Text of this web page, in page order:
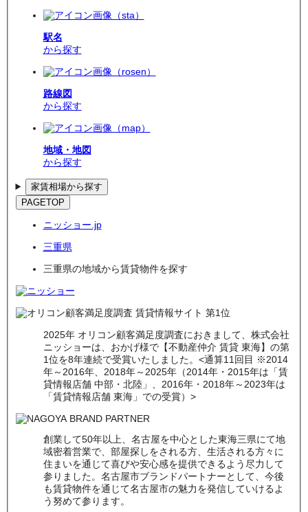
駅名
から探す
路線図
から探す
地域・地図
から探す
家賃相場から探す
PAGETOP
ニッショー.jp
三重県
三重県の地域から賃貸物件を探す
2025年 オリコン顧客満足度調査におきまして、株式会社
ニッショーは、おかげ様で【不動産仲介 賃貸 東海】の第
1位を8年連続で受賞いたしました。<通算11回目 ※2014
年～2016年、2018年～2025年（2014年・2015年は「賃
貸情報店舗 中部・北陸」、2016年・2018年～2023年は
「賃貸情報店舗 東海」での受賞）>
創業して50年以上、名古屋を中心とした東海三県にて地
域密着営業で、部屋探しをされる方、生活される方々に
住まいを通じて喜びや安心感を提供できるよう尽力して
参りました。名古屋市ブランドパートナーとして、今後
も賃貸物件を通じて名古屋市の魅力を発信していけるよ
う努めて参ります。